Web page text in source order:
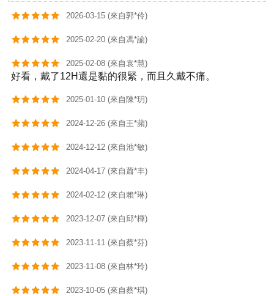
2026-03-15 (來自郭*伶)
2025-02-20 (來自馮*諭)
2025-02-08 (來自袁*慧)
好看，戴了12H還是黏的很緊，而且久戴不痛。
2025-01-10 (來自陳*玥)
2024-12-26 (來自王*蘋)
2024-12-12 (來自池*敏)
2024-04-17 (來自蕭*丰)
2024-02-12 (來自賴*琳)
2023-12-07 (來自邱*樺)
2023-11-11 (來自蔡*芬)
2023-11-08 (來自林*玲)
2023-10-05 (來自蔡*琪)